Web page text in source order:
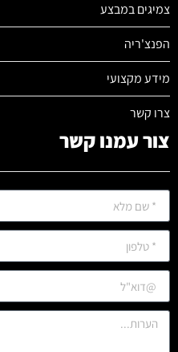
צמיגים במבצע
הפנצ'ריה
מידע מקצועי
צרו קשר
צור עמנו קשר